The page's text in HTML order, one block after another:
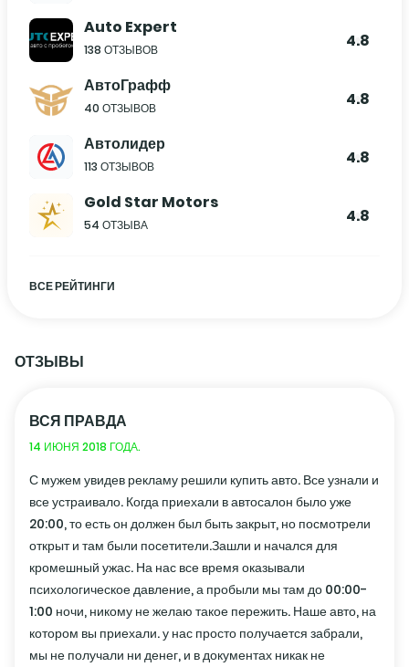
Auto Expert
138 ОТЗЫВОВ 4.8
АвтоГрафф
40 ОТЗЫВОВ 4.8
Автолидер
113 ОТЗЫВОВ 4.8
Gold Star Motors
54 ОТЗЫВА 4.8
ВСЕ РЕЙТИНГИ
ОТЗЫВЫ
ВСЯ ПРАВДА
14 ИЮНЯ 2018 ГОДА.
С мужем увидев рекламу решили купить авто. Все узнали и
все устраивало. Когда приехали в автосалон было уже
20:00, то есть он должен был быть закрыт, но посмотрели
открыт и там были посетители.Зашли и начался для
кромешный ужас. На нас все время оказывали
психологическое давление, а пробыли мы там до 00:00-
1:00 ночи, никому не желаю такое пережить. Наше авто, на
котором вы приехали. у нас просто получается забрали,
мы не получали ни денег, и в документах никак не